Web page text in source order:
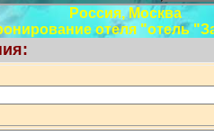
Россия, Москва
отеля "отель